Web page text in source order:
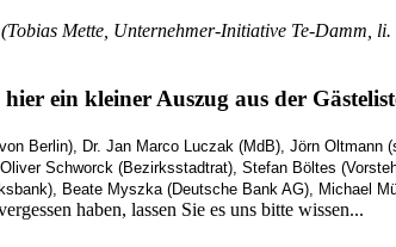
Mette, Unternehmer-Initiative Te-Damm,
ein kleiner Auszug aus der
Berlin), Dr. Jan Marco Luczak (MdB), Jörn
Schworck (Bezirksstadtrat), Stefan Böltes
Beate Myszka (Deutsche Bank AG), Michael
haben, lassen Sie es uns bitte wissen...